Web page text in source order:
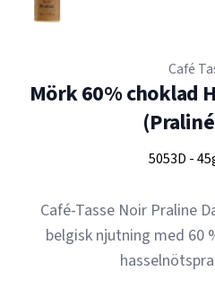
Café
Mörk 60% choklad
5053D -
Café-Tasse Noir Praline
belgisk njutning med 60